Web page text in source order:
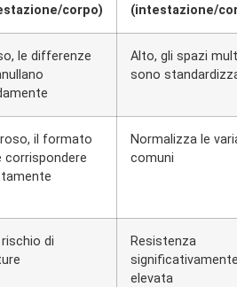
corpo)
(intestazione/
le differenze
Alto, gli spazi
sono
il formato
corrispondere
Normalizza le
comuni
di
Resistenza
elevata